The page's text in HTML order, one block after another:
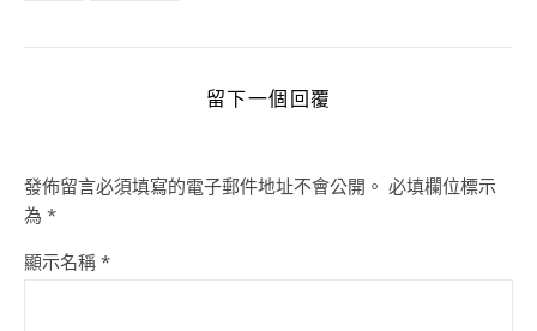
留下一個回覆
發佈留言必須填寫的電子郵件地址不會公開。 必填欄位標示
為 *
顯示名稱 *